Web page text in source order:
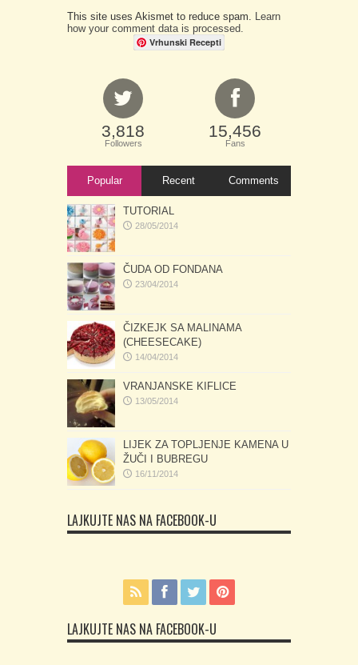
This site uses Akismet to reduce spam. Learn
how your comment data is processed.
Vrhunski Recepti
3,818
Followers
15,456
Fans
Popular Recent Comments
TUTORIAL
28/05/2014
ČUDA OD FONDANA
23/04/2014
ČIZKEJK SA MALINAMA
(CHEESECAKE)
14/04/2014
VRANJANSKE KIFLICE
13/05/2014
LIJEK ZA TOPLJENJE KAMENA U
ŽUČI I BUBREGU
16/11/2014
LAJKUJTE NAS NA FACEBOOK-U
LAJKUJTE NAS NA FACEBOOK-U